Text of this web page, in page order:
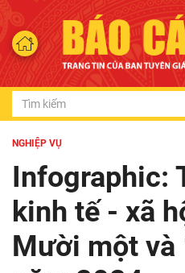
NGHIỆP VỤ
Infographic:
kinh tế - xã
Mười một và